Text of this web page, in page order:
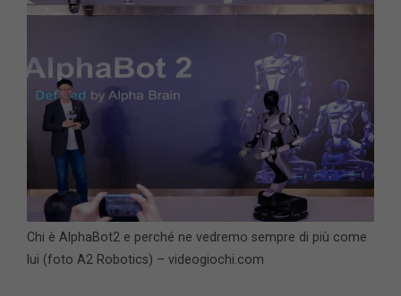
Chi è AlphaBot2 e perché ne vedremo sempre di più come
lui (foto A2 Robotics) – videogiochi.com